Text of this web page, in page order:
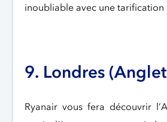
inoubliable avec une tarification
9. Londres
Ryanair vous fera découvrir